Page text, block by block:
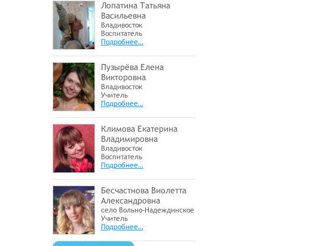
Лопатина Татьяна
Васильевна
Владивосток
Воспитатель
Подробнее…
Пузырёва Елена
Викторовна
Владивосток
Учитель
Подробнее…
Климова Екатерина
Владимировна
Владивосток
Воспитатель
Подробнее…
Бесчастнова Виолетта
Александровна
село Вольно-Надеждинское
Учитель
Подробнее…